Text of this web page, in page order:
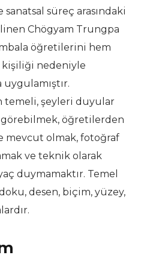
süreç arasındaki
Chögyam Trungpa
öğretilerini hem
kişiliği nedeniyle
temeli, şeyleri duyular
görebilmek, öğretilerden
mevcut olmak, fotoğraf
ve teknik olarak
duymamaktır. Temel
desen, biçim, yüzey,